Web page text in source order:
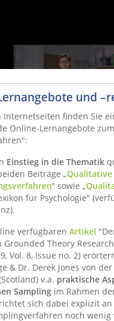
und
Internetseiten finden Sie
Online-Lernangebote
Einstieg in die Thematik
Beiträge „Qualitative
“ sowie „
für Psychologie"
verfügbarenArtikel
Grounded Theory
Vol. 8, Issue no. 2)
& Dr. Derek Jones von
v.a. praktische
Sampling im Rahmen
sich dabei explizit
noch